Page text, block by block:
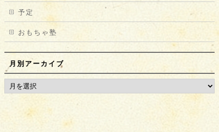
予定
おもちゃ塾
月別アーカイブ